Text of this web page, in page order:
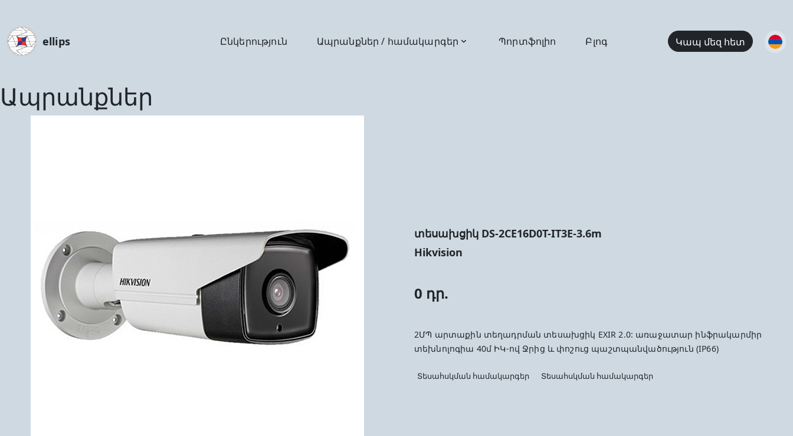
ellips Ընկերություն Ապրանքներ / համակարգեր Պորտֆոլիո Բլոգ Կապ մեզ հետ
Ապրանքներ
տեսախցիկ DS-2CE16D0T-IT3E-3.6m
Hikvision
0 դր.
2ՄՊ արտաքին տեղադրման տեսախցիկ EXIR 2.0: առաջատար ինֆրակարմիր
տեխնոլոգիա 40մ ԻԿ-ով Ջրից և փոշուց պաշտպանվածություն (IP66)
Տեսահսկման համակարգեր Տեսահսկման համակարգեր